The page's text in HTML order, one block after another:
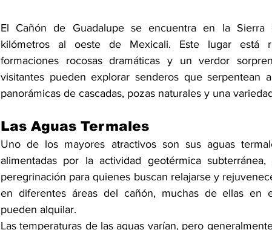
El Cañón de Guadalupe se encuentra en la Sierra
kilómetros al oeste de Mexicali. Este lugar está
formaciones rocosas dramáticas y un verdor
visitantes pueden explorar senderos que serpentean
panorámicas de cascadas, pozas naturales y una
Las Aguas Termales
Uno de los mayores atractivos son sus aguas
alimentadas por la actividad geotérmica
peregrinación para quienes buscan relajarse y
en diferentes áreas del cañón, muchas de ellas en
pueden alquilar.
Las temperaturas de las aguas varían, pero